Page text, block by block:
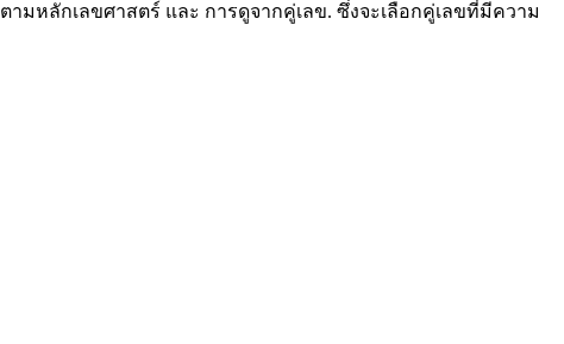
มหลักเลขศาสตร์ และ การดูจากคู่เลข. ซึ่งจะเลือกคู่เลขที่มีความ